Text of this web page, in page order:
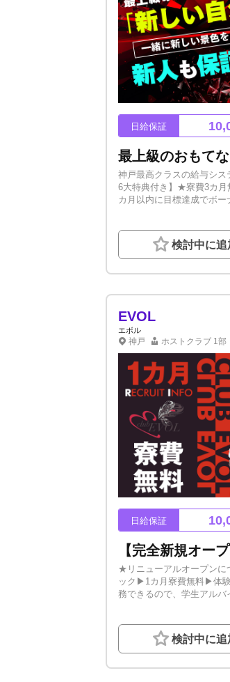
日給保証
最上級のおもて
神戸最高クラスの給与シ
6大特典付き】★寮費3カ
カ月以内に目標達成でボ
験入店費15,000円●日給
盛り上げ方や、女性との
問題ありません。チャレ
せお待ちしております。
検討中に追
EVOL
エボル
神戸 ホストクラブ 1部
日給保証
★リニューアルオープンに
ック▶1カ月寮費無料▶体
務できるので、学生アル
暴力、派閥、厳しい上限
とりあえず話だけでも・
せていただきます！ご応
検討中に追